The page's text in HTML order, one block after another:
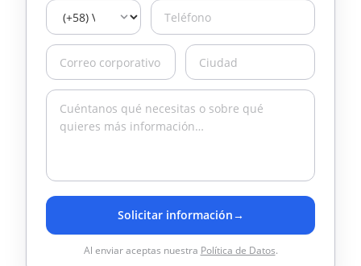
Solicitar información→
Al enviar aceptas nuestra Política de Datos.